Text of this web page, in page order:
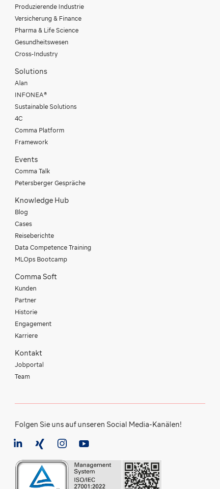
Produzierende Industrie
Versicherung & Finance
Pharma & Life Science
Gesundheitswesen
Cross-Industry
Solutions
Alan
INFONEA®
Sustainable Solutions
4C
Comma Platform
Framework
Events
Comma Talk
Petersberger Gespräche
Knowledge Hub
Blog
Cases
Reiseberichte
Data Competence Training
MLOps Bootcamp
Comma Soft
Kunden
Partner
Historie
Engagement
Karriere
Kontakt
Jobportal
Team
Folgen Sie uns auf unseren Social Media-Kanälen!